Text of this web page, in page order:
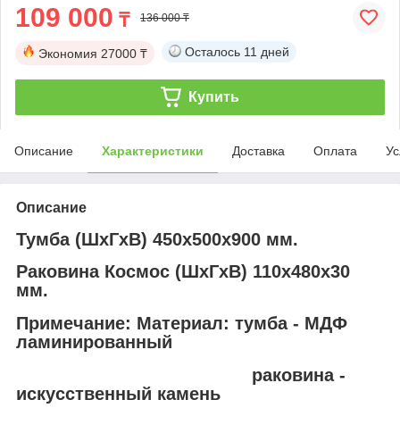
109 000 ₸ 136 000 ₸
Экономия 27000 ₸ Осталось 11 дней
Купить
Описание Характеристики Доставка Оплата
Описание
Тумба (ШхГхВ) 450х500х900 мм.
Раковина Космос (ШхГхВ) 110х480х30
мм.
Примечание: Материал: тумба - МДФ
ламинированный
раковина -
искусственный камень